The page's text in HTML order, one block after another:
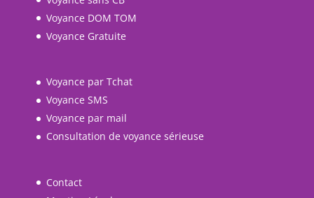
Voyance DOM TOM
Voyance Gratuite
Voyance par Tchat
Voyance SMS
Voyance par mail
Consultation de voyance sérieuse
Contact